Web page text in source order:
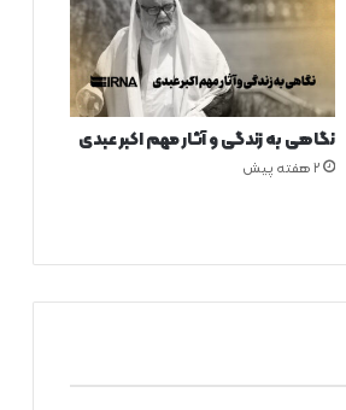
نگاهی به زندگی و آثار مهم اکبر عبدی
2 هفته پیش